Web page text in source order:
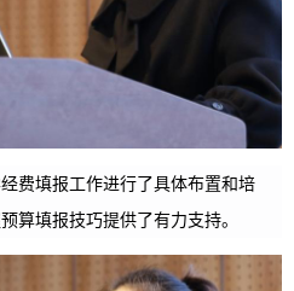
费填报工作进行了具体布置和培
算填报技巧提供了有力支持。